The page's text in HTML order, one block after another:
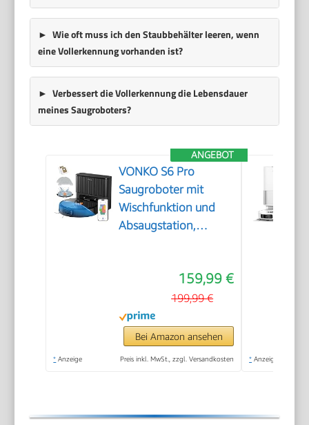
Wie oft muss ich den Staubbehälter leeren, wenn
eine Vollerkennung vorhanden ist?
Verbessert die Vollerkennung die Lebensdauer
meines Saugroboters?
ANGEBOT
VONKO S6 Pro
Saugroboter mit
Wischfunktion und
Absaugstation,
Laser Navigation,180
für Tierhaare,
Hartböden,Schwarz
159,99 €
199,99 €
Bei Amazon ansehen
* Anzeige Preis inkl. MwSt., zzgl. Versandkosten * Anzeige